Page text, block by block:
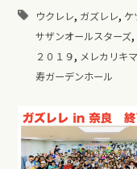
ウクレレ, ガズレレ, ケ
サザンオールスターズ,
２０１９, メレカリキ
寿ガーデンホール